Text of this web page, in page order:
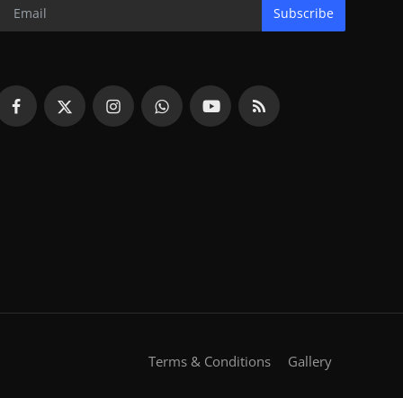
Subscribe
Terms & Conditions Gallery